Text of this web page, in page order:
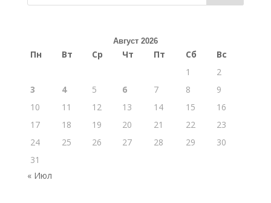
Август 2026
Пн Вт Ср Чт Пт Сб
Вс
1
2
3
4 5 6 7 8
9
10
11 12 13 14 15
16
17
18 19 20 21 22
23
24
25 26 27 28 29
30
31
« Июл